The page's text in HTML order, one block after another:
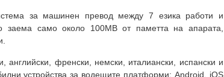
за машинен превод между 7 езика работи и
само около 100MB от паметта на апарата,
английски, френски, немски, италиански, испански и
устройства за водещите платформи: Android, iOS